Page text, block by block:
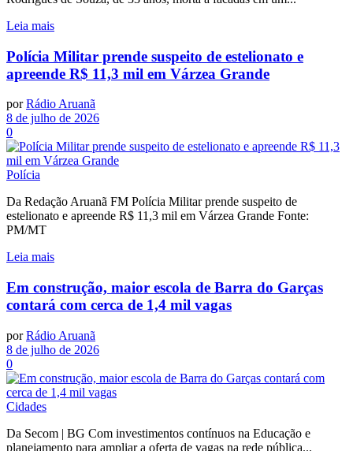
Leia mais
Polícia Militar prende suspeito de estelionato e
apreende R$ 11,3 mil em Várzea Grande
por Rádio Aruanã
8 de julho de 2026
0
Polícia
Da Redação Aruanã FM Polícia Militar prende suspeito de
estelionato e apreende R$ 11,3 mil em Várzea Grande Fonte:
PM/MT
Leia mais
Em construção, maior escola de Barra do Garças
contará com cerca de 1,4 mil vagas
por Rádio Aruanã
8 de julho de 2026
0
Cidades
Da Secom | BG Com investimentos contínuos na Educação e
planejamento para ampliar a oferta de vagas na rede pública...